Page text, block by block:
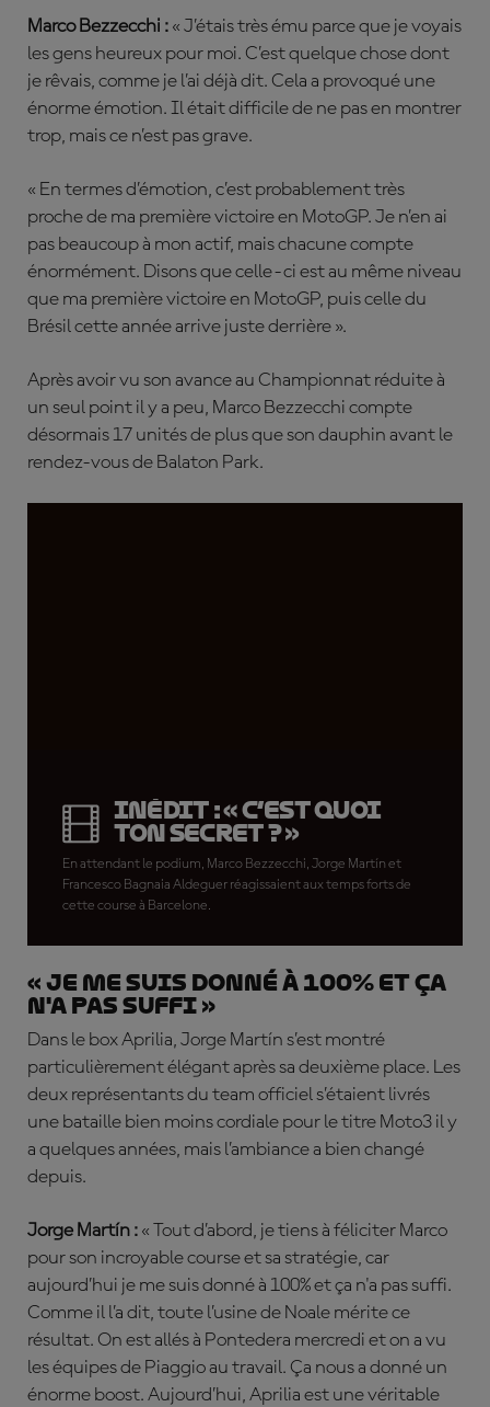
Marco Bezzecchi : « J’étais très ému parce que je voyais
les gens heureux pour moi. C’est quelque chose dont
je rêvais, comme je l’ai déjà dit. Cela a provoqué une
énorme émotion. Il était difficile de ne pas en montrer
trop, mais ce n’est pas grave.
« En termes d’émotion, c’est probablement très
proche de ma première victoire en MotoGP. Je n’en ai
pas beaucoup à mon actif, mais chacune compte
énormément. Disons que celle-ci est au même niveau
que ma première victoire en MotoGP, puis celle du
Brésil cette année arrive juste derrière ».
Après avoir vu son avance au Championnat réduite à
un seul point il y a peu, Marco Bezzecchi compte
désormais 17 unités de plus que son dauphin avant le
rendez-vous de Balaton Park.
INÉDIT : « C’est quoi
ton secret ? »
En attendant le podium, Marco Bezzecchi, Jorge Martín et
Francesco Bagnaia Aldeguer réagissaient aux temps forts de
cette course à Barcelone.
« Je me suis donné à 100% et ça
n'a pas suffi »
Dans le box Aprilia, Jorge Martín s’est montré
particulièrement élégant après sa deuxième place. Les
deux représentants du team officiel s’étaient livrés
une bataille bien moins cordiale pour le titre Moto3 il y
a quelques années, mais l’ambiance a bien changé
depuis.
Jorge Martín : « Tout d’abord, je tiens à féliciter Marco
pour son incroyable course et sa stratégie, car
aujourd’hui je me suis donné à 100% et ça n'a pas suffi.
Comme il l’a dit, toute l’usine de Noale mérite ce
résultat. On est allés à Pontedera mercredi et on a vu
les équipes de Piaggio au travail. Ça nous a donné un
énorme boost. Aujourd’hui, Aprilia est une véritable